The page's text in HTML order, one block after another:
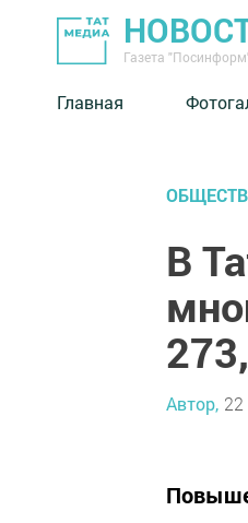
Газета
Главная
В
Автор, 22